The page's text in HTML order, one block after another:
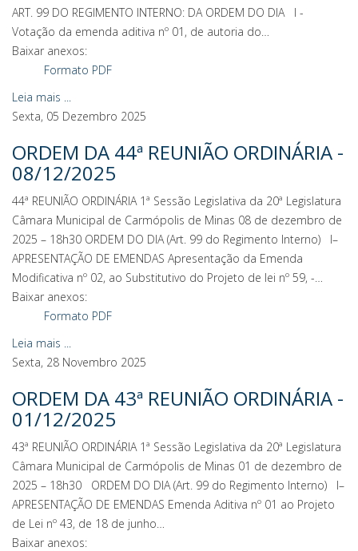
ART. 99 DO REGIMENTO INTERNO: DA ORDEM DO DIA I -
Votação da emenda aditiva nº 01, de autoria do…
Baixar anexos:
Formato PDF
Leia mais ...
Sexta, 05 Dezembro 2025
ORDEM DA 44ª REUNIÃO ORDINÁRIA -
08/12/2025
44ª REUNIÃO ORDINÁRIA 1ª Sessão Legislativa da 20ª Legislatura
Câmara Municipal de Carmópolis de Minas 08 de dezembro de
2025 – 18h30 ORDEM DO DIA (Art. 99 do Regimento Interno) I–
APRESENTAÇÃO DE EMENDAS Apresentação da Emenda
Modificativa nº 02, ao Substitutivo do Projeto de lei nº 59, -…
Baixar anexos:
Formato PDF
Leia mais ...
Sexta, 28 Novembro 2025
ORDEM DA 43ª REUNIÃO ORDINÁRIA -
01/12/2025
43ª REUNIÃO ORDINÁRIA 1ª Sessão Legislativa da 20ª Legislatura
Câmara Municipal de Carmópolis de Minas 01 de dezembro de
2025 – 18h30 ORDEM DO DIA (Art. 99 do Regimento Interno) I–
APRESENTAÇÃO DE EMENDAS Emenda Aditiva nº 01 ao Projeto
de Lei nº 43, de 18 de junho…
Baixar anexos: